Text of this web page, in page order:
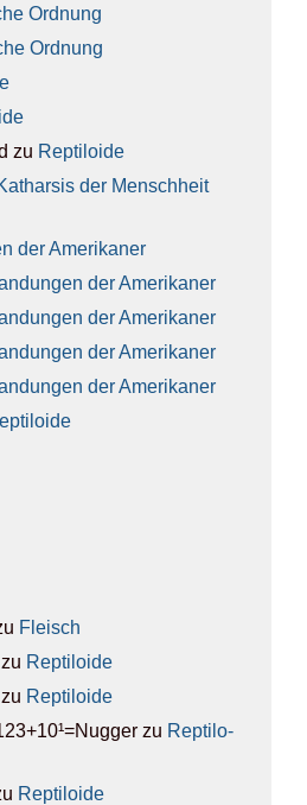
Ord­nung
Ord­nung
zu Rep­ti­lo­ide
der Mensch­heit
der Ame­ri­ka­ner
der Ame­ri­ka­ner
der Ame­ri­ka­ner
der Ame­ri­ka­ner
der Ame­ri­ka­ner
Fleisch
zu Rep­ti­lo­ide
zu Rep­ti­lo­ide
zu Rep­ti­lo­
Rep­ti­lo­ide